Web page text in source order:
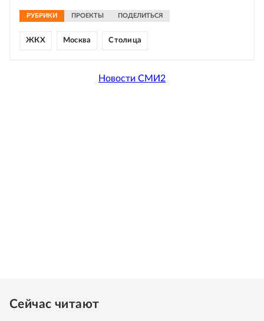
РУБРИКИ ПРОЕКТЫ ПОДЕЛИТЬСЯ
ЖКХ Москва Столица
Новости СМИ2
Сейчас читают